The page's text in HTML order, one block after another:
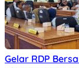
Gelar RDP